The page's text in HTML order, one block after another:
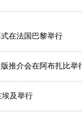
式在法国巴黎举行
推介会在阿布扎比举
埃及举行